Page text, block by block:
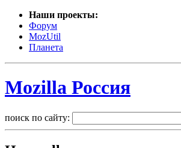
Наши проекты:
Форум
MozUtil
Планета
Mozilla Россия
поиск по сайту: